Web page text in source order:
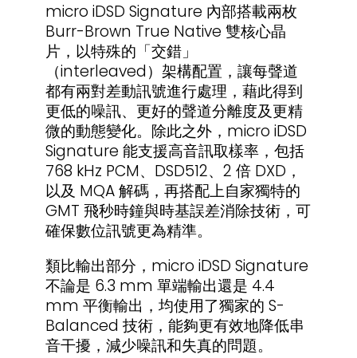
micro iDSD Signature 內部搭載兩枚
Burr-Brown True Native 雙核心晶
片，以特殊的「交錯」
（interleaved）架構配置，讓每聲道
都有兩對差動訊號進行處理，藉此得到
更低的噪訊、更好的聲道分離度及更精
微的動態變化。除此之外，micro iDSD
Signature 能支援高音訊取樣率，包括
768 kHz PCM、DSD512、2 倍 DXD，
以及 MQA 解碼，再搭配上自家獨特的
GMT 飛秒時鐘與時基誤差消除技術，可
確保數位訊號更為精準。
類比輸出部分，micro iDSD Signature
不論是 6.3 mm 單端輸出還是 4.4
mm 平衡輸出，均使用了獨家的 S-
Balanced 技術，能夠更有效地降低串
音干擾，減少噪訊和失真的問題。